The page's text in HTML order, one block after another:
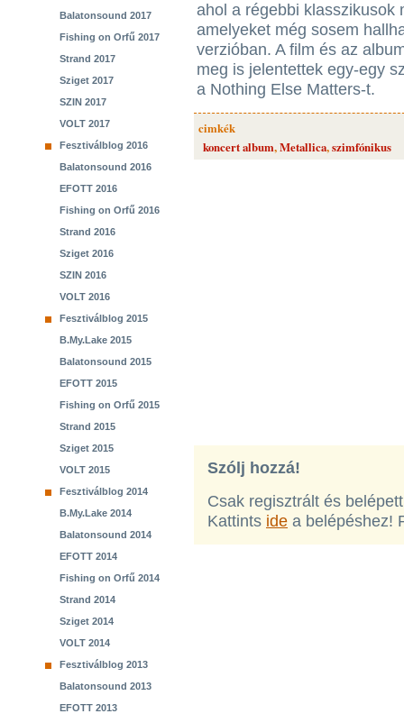
Balatonsound 2017
Fishing on Orfű 2017
Strand 2017
Sziget 2017
SZIN 2017
VOLT 2017
Fesztiválblog 2016
Balatonsound 2016
EFOTT 2016
Fishing on Orfű 2016
Strand 2016
Sziget 2016
SZIN 2016
VOLT 2016
Fesztiválblog 2015
B.My.Lake 2015
Balatonsound 2015
EFOTT 2015
Fishing on Orfű 2015
Strand 2015
Sziget 2015
VOLT 2015
Fesztiválblog 2014
B.My.Lake 2014
Balatonsound 2014
EFOTT 2014
Fishing on Orfű 2014
Strand 2014
Sziget 2014
VOLT 2014
Fesztiválblog 2013
Balatonsound 2013
EFOTT 2013
ahol a régebbi klasszikusok
amelyeket még sosem
verzióban. A film és az
meg is jelentettek egy-egy
a Nothing Else Matters-t.
cimkék
koncert album,Metallica,szimfónikus
Szólj hozzá!
Csak regisztrált és
Kattints ide a belépéshez!